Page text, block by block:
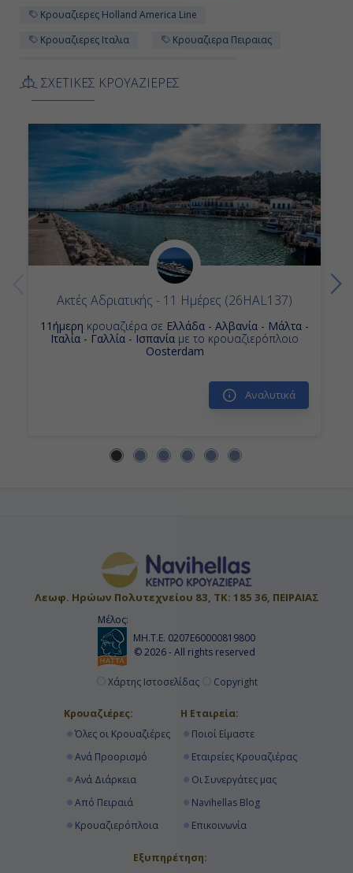
Κρουαζιερες Holland America Line
Κρουαζιερες Ιταλια
Κρουαζιερα Πειραιας
Κρουαζιερες Πειραιας
Κρουαζιερα Ελλαδα
Κρουαζιερες Ισπανια
Κρουαζιερες Oosterdam
Κρουαζιερες Ναπολη Πομπηια και Καπρι
Κρουαζιερα Τσιβιταβεκια - Ρωμη
Κρουαζιερα Βαρκελωνη
Κρουαζιερα Oosterdam
ΣΧΕΤΙΚΕΣ ΚΡΟΥΑΖΙΕΡΕΣ
Ακτές Αδριατικής - 11 Ημέρες (26HAL137)
11ήμερη κρουαζιέρα σε Ελλάδα - Αλβανία - Μάλτα -
Ιταλία - Γαλλία - Ισπανία με το κρουαζιερόπλοιο
Oosterdam
Αναλυτικά
Λεωφ. Ηρώων Πολυτεχνείου 83, ΤΚ: 185 36, ΠΕΙΡΑΙΑΣ
Μέλος:
ΜΗ.Τ.Ε. 0207Ε60000819800
© 2026 - All rights reserved
Χάρτης Ιστοσελίδας Copyright
Κρουαζιέρες:
Όλες οι Κρουαζιέρες
Ανά Προορισμό
Ανά Διάρκεια
Από Πειραιά
Κρουαζιερόπλοια
Η Εταιρεία:
Ποιοί Είμαστε
Εταιρείες Κρουαζιέρας
Οι Συνεργάτες μας
Navihellas Blog
Επικοινωνία
Εξυπηρέτηση: